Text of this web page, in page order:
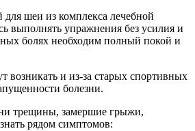
шеи из комплекса лечебной
выполнять упражнения без усилия и
болях необходим полный покой и
возникать и из-за старых спортивных
болезни.
трещины, замершие грыжи,
рядом симптомов: